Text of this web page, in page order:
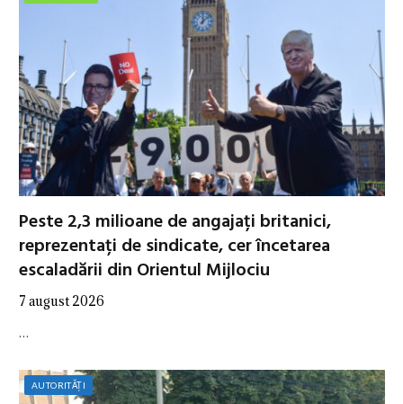
Peste 2,3 milioane de angajați britanici,
reprezentați de sindicate, cer încetarea
escaladării din Orientul Mijlociu
7 august 2026
…
AUTORITĂȚI